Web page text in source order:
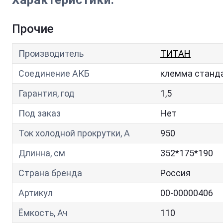
Прочие
Производитель
ТИТАН
Соединение АКБ
клемма
Гарантия, год
1,5
Под заказ
Нет
Ток холодной прокрутки, A
950
Длинна, см
352*175*190
Страна бренда
Россия
Артикул
00-00000406
Ёмкость, Ач
110